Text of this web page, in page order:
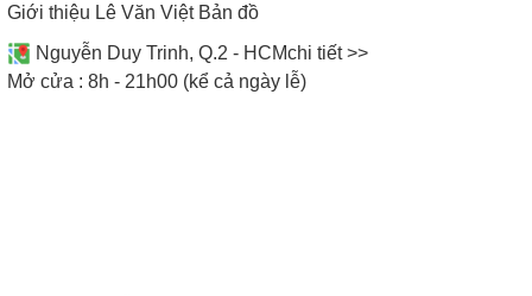
Giới thiệu Lê Văn Việt Bản đồ
Nguyễn Duy Trinh, Q.2 - HCMchi tiết >>
Mở cửa : 8h - 21h00 (kể cả ngày lễ)